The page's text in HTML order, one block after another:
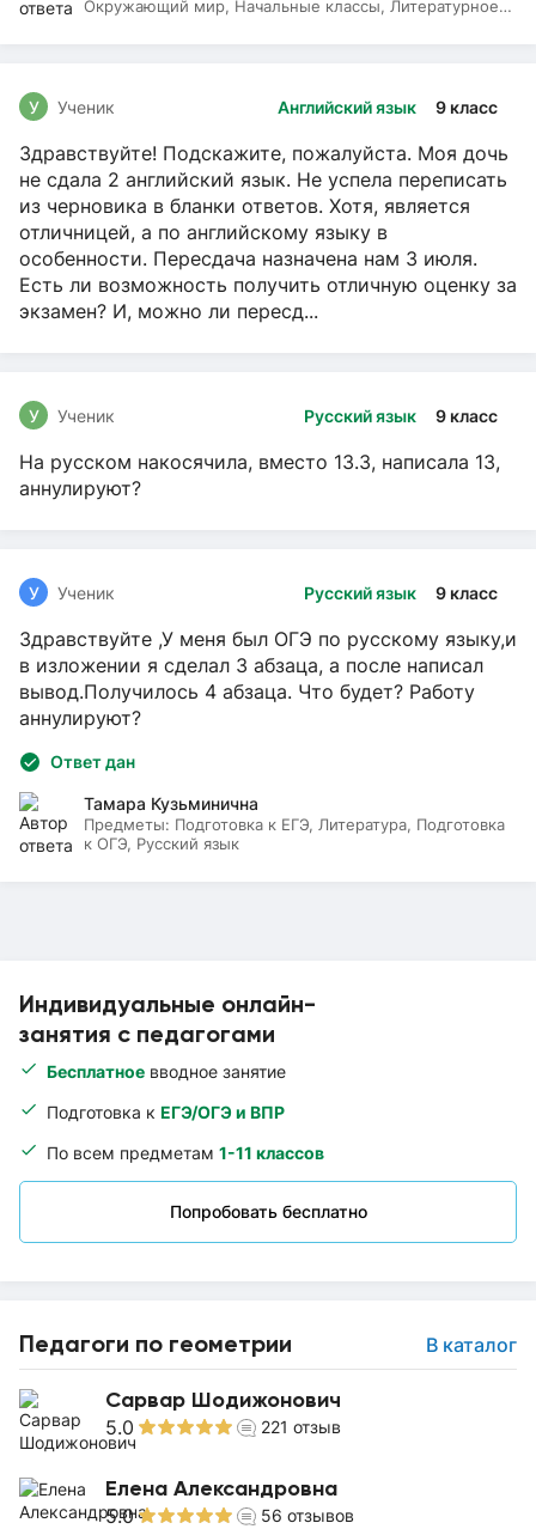
Индивидуальные онлайн-
занятия с педагогами
Бесплатное вводное занятие
Подготовка к ЕГЭ/ОГЭ и ВПР
По всем предметам 1-11 классов
Попробовать бесплатно
Педагоги по геометрии В каталог
Сарвар Шодижонович
5.0 221 отзыв
Елена Александровна
5.0 56 отзывов
Окружающий мир, Начальные классы, Литературное
Английский язык 9 класс
У Ученик
Здравствуйте! Подскажите, пожалуйста. Моя дочь
не сдала 2 английский язык. Не успела переписать
из черновика в бланки ответов. Хотя, является
отличницей, а по английскому языку в
особенности. Пересдача назначена нам 3 июля.
Есть ли возможность получить отличную оценку за
экзамен? И, можно ли пересд...
Русский язык 9 класс
У Ученик
На русском накосячила, вместо 13.3, написала 13,
аннулируют?
Русский язык 9 класс
У Ученик
Здравствуйте ,У меня был ОГЭ по русскому языку,и
в изложении я сделал 3 абзаца, а после написал
вывод.Получилось 4 абзаца. Что будет? Работу
аннулируют?
Ответ дан
Тамара Кузьминична
Предметы: Подготовка к ЕГЭ, Литература, Подготовка
к ОГЭ, Русский язык